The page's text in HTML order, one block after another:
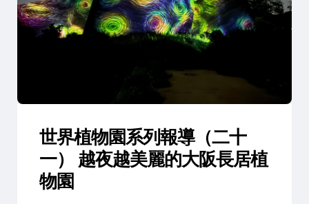
世界植物園系列報導（二十
一） 越夜越美麗的大阪長居植
物園